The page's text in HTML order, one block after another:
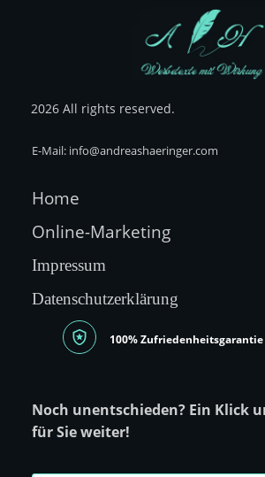
2026 All rights reserved.
E-Mail: info@andreashaeringer.com
Home
Online-Marketing
Impressum
Datenschutzerklärung
100% Zufriedenheitsgarantie
Noch unentschieden? Ein Klick
für Sie weiter!